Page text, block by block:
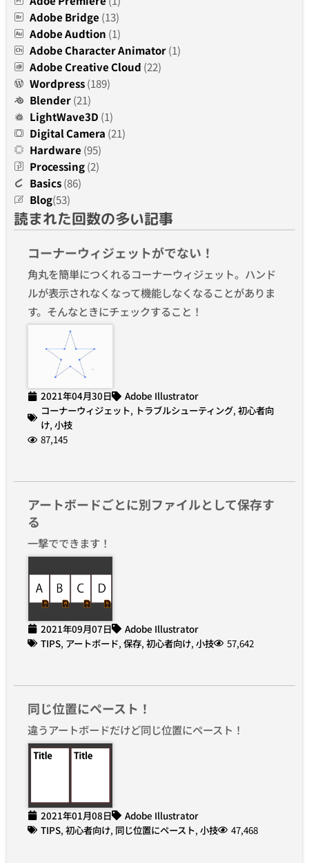
Adobe Bridge (13)
Adobe Audtion (1)
Adobe Character Animator(1)
Adobe Creative Cloud (22)
Wordpress(189)
Blender(21)
LightWave3D (1)
Digital Camera (21)
Hardware (95)
Processing(2)
Basics(86)
Blog(53)
読まれた回数の多い記事
コーナーウィジェットがでない！
角丸を簡単につくれるコーナーウィジェット。ハンド
ルが表示されなくなって機能しなくなることがありま
す。そんなときにチェックすること！
2021年04月30日
Adobe Illustrator
コーナーウィジェット, トラブルシューティング, 初心者向
け, 小技
87,145
アートボードごとに別ファイルとして保存す
る
一撃でできます！
2021年09月07日
Adobe Illustrator
TIPS, アートボード, 保存, 初心者向け, 小技 57,642
同じ位置にペースト！
違うアートボードだけど同じ位置にペースト！
2021年01月08日
Adobe Illustrator
TIPS, 初心者向け, 同じ位置にペースト, 小技 47,468